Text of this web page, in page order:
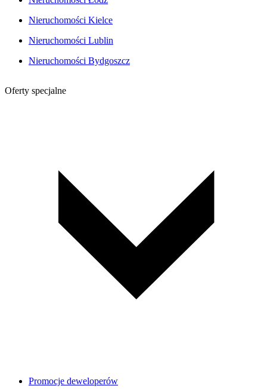
Nieruchomości Kielce
Nieruchomości Lublin
Nieruchomości Bydgoszcz
Oferty specjalne
Promocje deweloperów